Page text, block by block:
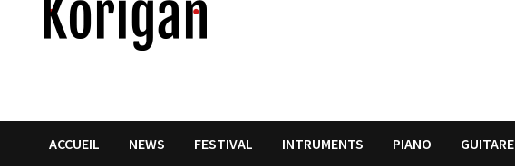
ACCUEIL NEWS FESTIVAL INTRUMENTS PIANO GUITARE